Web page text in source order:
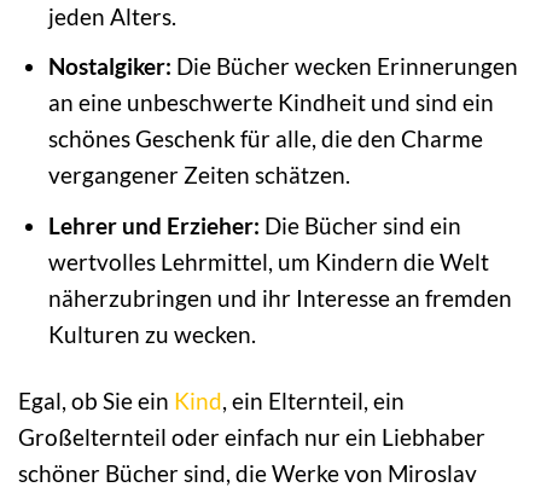
jeden Alters.
Nostalgiker: Die Bücher wecken Erinnerungen
an eine unbeschwerte Kindheit und sind ein
schönes Geschenk für alle, die den Charme
vergangener Zeiten schätzen.
Lehrer und Erzieher: Die Bücher sind ein
wertvolles Lehrmittel, um Kindern die Welt
näherzubringen und ihr Interesse an fremden
Kulturen zu wecken.
Egal, ob Sie ein Kind, ein Elternteil, ein
Großelternteil oder einfach nur ein Liebhaber
schöner Bücher sind, die Werke von Miroslav